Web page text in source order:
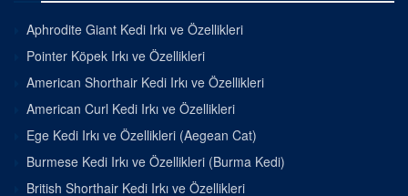
Aphrodite Giant Kedi Irkı ve Özellikleri
Pointer Köpek Irkı ve Özellikleri
American Shorthair Kedi Irkı ve Özellikleri
American Curl Kedi Irkı ve Özellikleri
Ege Kedi Irkı ve Özellikleri (Aegean Cat)
Burmese Kedi Irkı ve Özellikleri (Burma Kedi)
British Shorthair Kedi Irkı ve Özellikleri